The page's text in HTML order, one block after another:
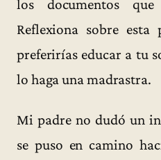
los documentos
Reflexiona sobre
preferirías educar a tu
lo haga una madrastra.
Mi padre no dudó un
se puso en camino